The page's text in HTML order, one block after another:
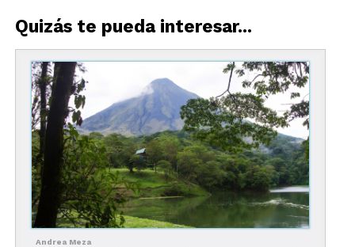
Las mejores zonas donde hospedarse en San José
La capital tica es relativamente pequeña, pero
elegir la zona correcta para hospedarte es
fundamental para disfrutar de tu estancia. A
continuación, un breve resumen de los mejores
barrios:
Quizás te pueda interesar...
Andrea Meza